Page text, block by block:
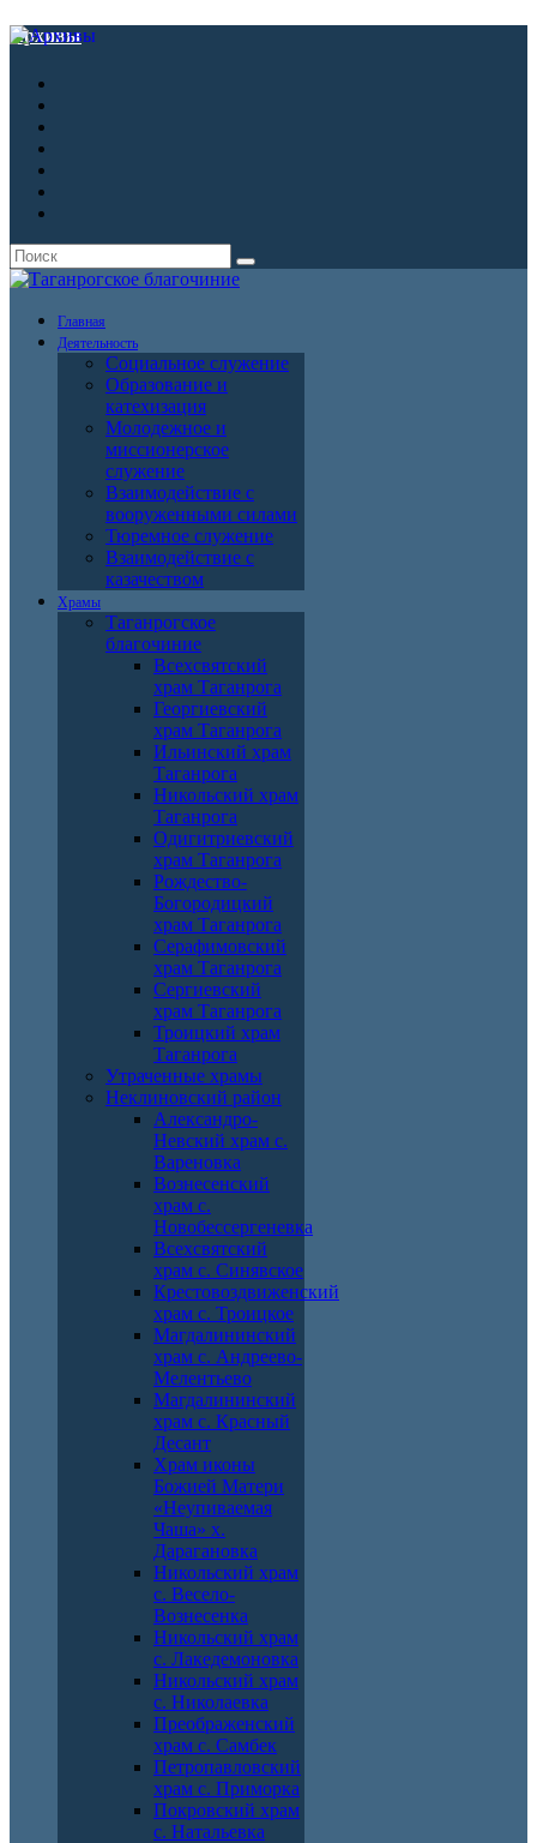
Архивы
Главная
Деятельность
Социальное служение
Образование и
катехизация
Молодежное и
миссионерское
служение
Взаимодействие с
вооруженными силами
Тюремное служение
Взаимодействие с
казачеством
Храмы
Таганрогское
благочиние
Всехсвятский
храм Таганрога
Георгиевский
храм Таганрога
Ильинский храм
Таганрога
Никольский храм
Таганрога
Одигитриевский
храм Таганрога
Рождество-
Богородицкий
храм Таганрога
Серафимовский
храм Таганрога
Сергиевский
храм Таганрога
Троицкий храм
Таганрога
Утраченные храмы
Неклиновский район
Александро-
Невский храм с.
Вареновка
Вознесенский
храм с.
Новобессергеневка
Всехсвятский
храм с. Синявское
Крестовоздвиженский
храм с. Троицкое
Магдалининский
храм с. Андреево-
Мелентьево
Магдалининский
храм с. Красный
Десант
Храм иконы
Божией Матери
«Неупиваемая
Чаша» х.
Дарагановка
Никольский храм
с. Весело-
Вознесенка
Никольский храм
с. Лакедемоновка
Никольский храм
с. Николаевка
Преображенский
храм с. Самбек
Петропавловский
храм с. Приморка
Покровский храм
с. Натальевка